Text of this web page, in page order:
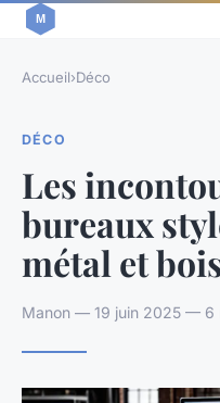
Accueil›Déco
DÉCO
Les
bureaux
métal et
Manon — 19 juin 2025 — 6